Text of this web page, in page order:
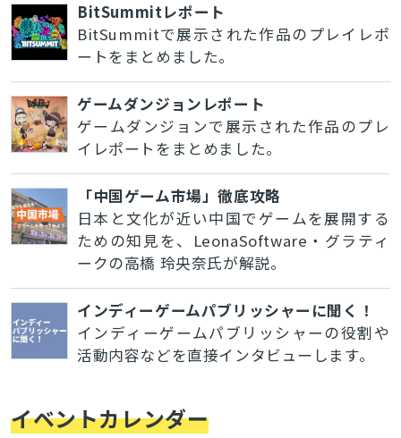
BitSummitレポート
BitSummitで展示された作品のプレイレポ
ートをまとめました。
ゲームダンジョンレポート
ゲームダンジョンで展示された作品のプレ
イレポートをまとめました。
「中国ゲーム市場」徹底攻略
日本と文化が近い中国でゲームを展開する
ための知見を、LeonaSoftware・グラティ
ークの高橋 玲央奈氏が解説。
インディーゲームパブリッシャーに聞く！
インディーゲームパブリッシャーの役割や
活動内容などを直接インタビューします。
イベントカレンダー